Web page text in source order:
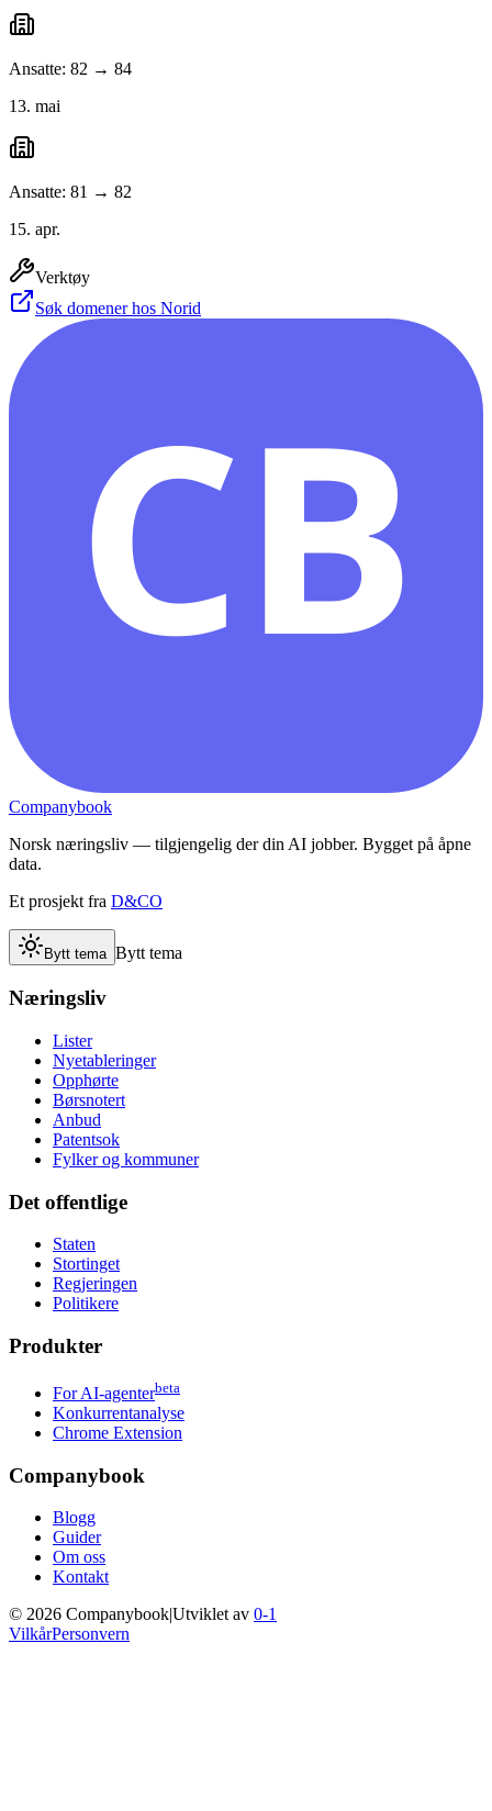
Ansatte: 82 → 84
13. mai
Ansatte: 81 → 82
15. apr.
Verktøy
Søk domener hos Norid
CB
Companybook
Norsk næringsliv — tilgjengelig der din AI jobber. Bygget på åpne
data.
Et prosjekt fra D&CO
Bytt tema Bytt tema
Næringsliv
Lister
Nyetableringer
Opphørte
Børsnotert
Anbud
Patentsok
Fylker og kommuner
Det offentlige
Staten
Stortinget
Regjeringen
Politikere
Produkter
For AI-agenterbeta
Konkurrentanalyse
Chrome Extension
Companybook
Blogg
Guider
Om oss
Kontakt
© 2026 CompanybookUtviklet av 0-1
VilkårPersonvern